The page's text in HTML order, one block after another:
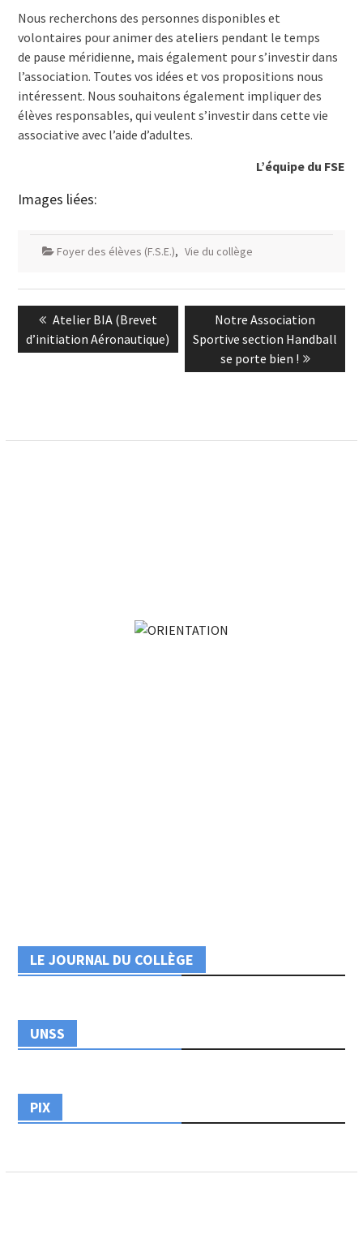
Nous recherchons des personnes disponibles et
volontaires pour animer des ateliers pendant le temps
de pause méridienne, mais également pour s’investir dans
l’association. Toutes vos idées et vos propositions nous
intéressent. Nous souhaitons également impliquer des
élèves responsables, qui veulent s’investir dans cette vie
associative avec l’aide d’adultes.
L’équipe du FSE
Images liées:
Foyer des élèves (F.S.E.), Vie du collège
Navigation
l’article
Previous
post:
Atelier BIA (Brevet
d’initiation Aéronautique)
Next
post:
Notre Association
Sportive section Handball
se porte bien !
LE JOURNAL DU COLLÈGE
UNSS
PIX